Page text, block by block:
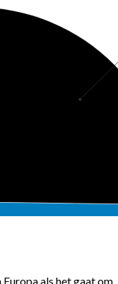
als het gaat om